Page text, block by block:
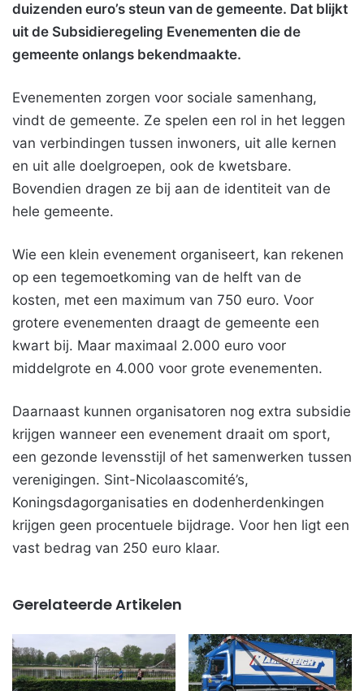
duizenden euro’s steun van de gemeente. Dat blijkt
uit de Subsidieregeling Evenementen die de
gemeente onlangs bekendmaakte.
Evenementen zorgen voor sociale samenhang,
vindt de gemeente. Ze spelen een rol in het leggen
van verbindingen tussen inwoners, uit alle kernen
en uit alle doelgroepen, ook de kwetsbare.
Bovendien dragen ze bij aan de identiteit van de
hele gemeente.
Wie een klein evenement organiseert, kan rekenen
op een tegemoetkoming van de helft van de
kosten, met een maximum van 750 euro. Voor
grotere evenementen draagt de gemeente een
kwart bij. Maar maximaal 2.000 euro voor
middelgrote en 4.000 voor grote evenementen.
Daarnaast kunnen organisatoren nog extra subsidie
krijgen wanneer een evenement draait om sport,
een gezonde levensstijl of het samenwerken tussen
verenigingen. Sint-Nicolaascomité’s,
Koningsdagorganisaties en dodenherdenkingen
krijgen geen procentuele bijdrage. Voor hen ligt een
vast bedrag van 250 euro klaar.
Gerelateerde Artikelen